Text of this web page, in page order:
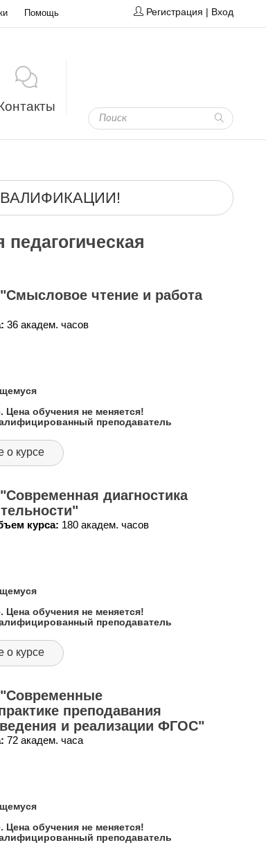
Помощь Регистрация | Вход
чтение и работа
36 академ. часов
обучения не меняется!
преподаватель
о курсе
диагностика
курса: 180 академ. часов
обучения не меняется!
преподаватель
о курсе
преподавания
и реализации ФГОС"
72 академ. часа
обучения не меняется!
преподаватель